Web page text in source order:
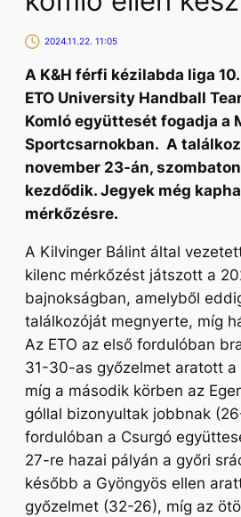
2024.11.22. 11:05
A K&H férfi kézilabda liga
ETO University Handball
Komló együttesét fogadja a
Sportcsarnokban. A
november 23-án,
kezdődik. Jegyek még
mérkőzésre.
A Kilvinger Bálint által
kilenc mérkőzést játszott a
bajnokságban, amelyből
találkozóját megnyerte, míg
Az ETO az első fordulóban
31-30-as győzelmet aratott a
míg a második körben az
góllal bizonyultak jobbnak
fordulóban a Csurgó
27-re hazai pályán a győri
később a Gyöngyös ellen
győzelmet (32-26), míg az